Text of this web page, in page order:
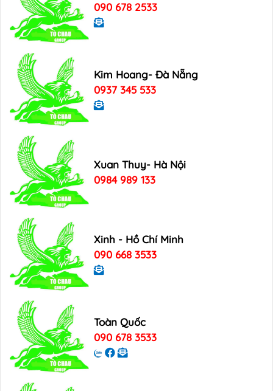
090 678 2533
Kim Hoang- Đà Nẵng
0937 345 533
Xuan Thuy- Hà Nội
0984 989 133
Xinh - Hồ Chí Minh
090 668 3533
Toàn Quốc
090 678 3533